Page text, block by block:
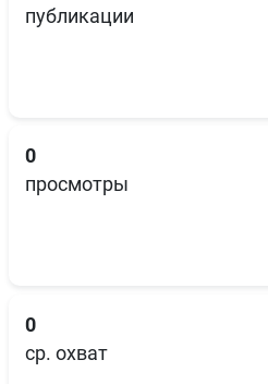
публикации
0
просмотры
0
ср. охват